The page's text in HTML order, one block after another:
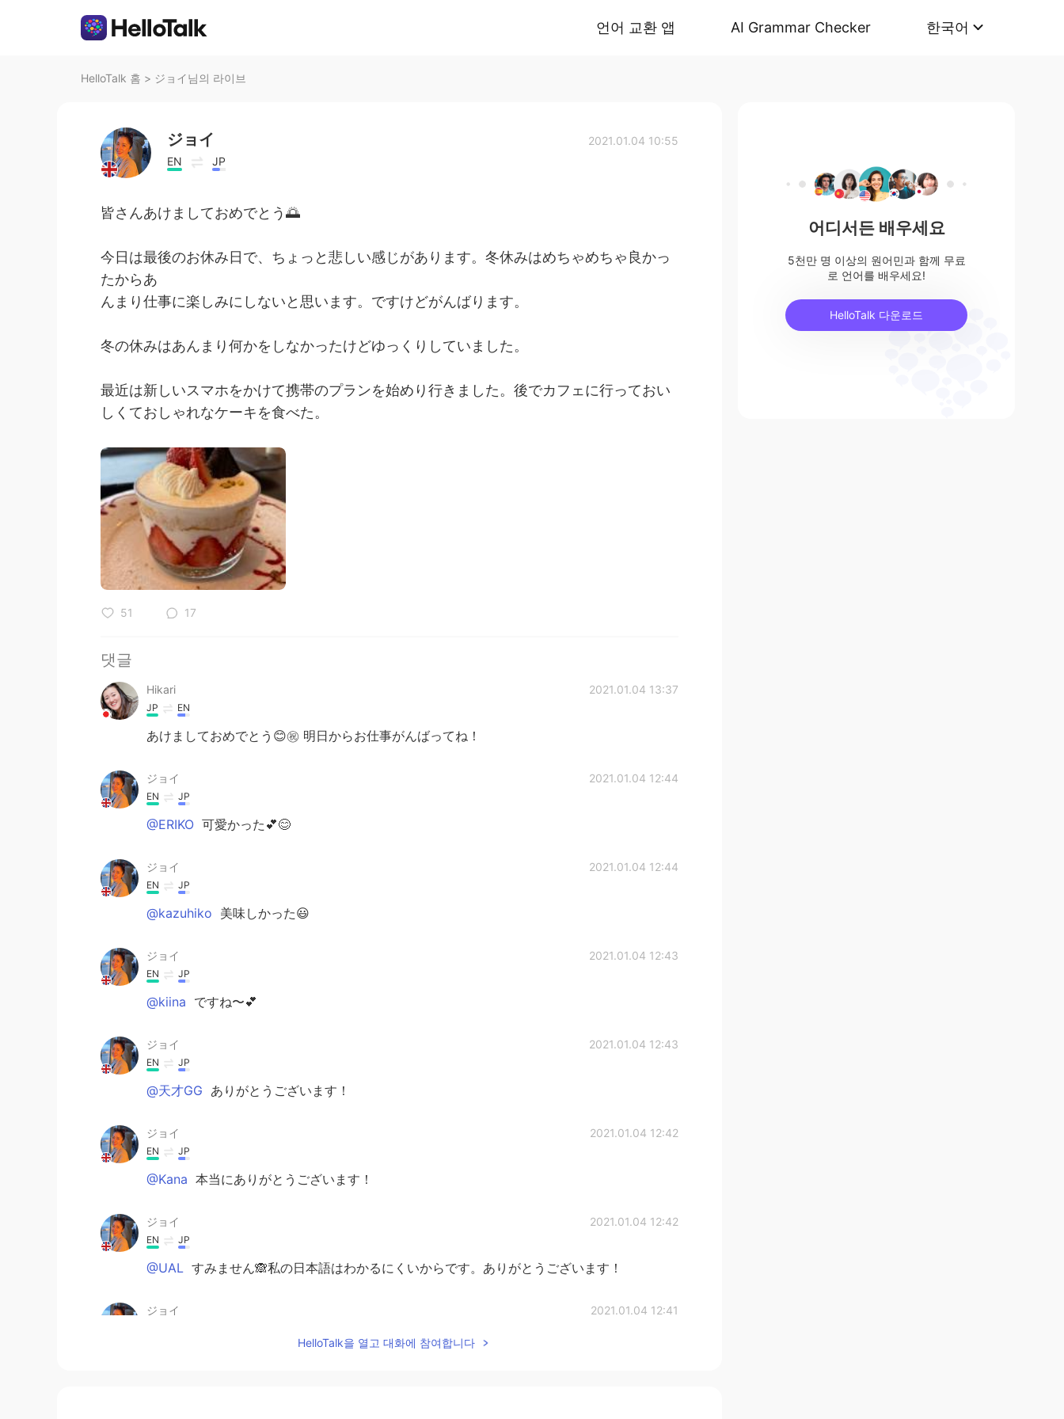
언어 교환 앱 AI Grammar Checker 한국어
HelloTalk 홈 > ジョイ님의 라이브
ジョイ
EN JP
2021.01.04 10:55
皆さんあけましておめでとう🌅
今日は最後のお休み日で、ちょっと悲しい感じがあります。冬休みはめちゃめちゃ良かっ
たからあ
んまり仕事に楽しみにしないと思います。ですけどがんばります。
冬の休みはあんまり何かをしなかったけどゆっくりしていました。
最近は新しいスマホをかけて携帯のプランを始めり行きました。後でカフェに行っておい
しくておしゃれなケーキを食べた。
51 17
댓글
Hikari 2021.01.04 13:37
JP EN
あけましておめでとう😊㊗️ 明日からお仕事がんばってね！
ジョイ 2021.01.04 12:44
EN JP
@ERIKO 可愛かった💕😊
ジョイ 2021.01.04 12:44
EN JP
@kazuhiko 美味しかった😃
ジョイ 2021.01.04 12:43
EN JP
@kiina ですね〜💕
ジョイ 2021.01.04 12:43
EN JP
@天才GG ありがとうございます！
ジョイ 2021.01.04 12:42
EN JP
@Kana 本当にありがとうございます！
ジョイ 2021.01.04 12:42
EN JP
@UAL すみません🙈私の日本語はわかるにくいからです。ありがとうございます！
ジョイ 2021.01.04 12:41
HelloTalk을 열고 대화에 참여합니다
어디서든 배우세요
5천만 명 이상의 원어민과 함께 무료
로 언어를 배우세요!
HelloTalk 다운로드